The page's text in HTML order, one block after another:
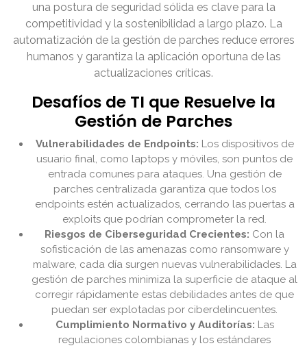
una postura de seguridad sólida es clave para la
competitividad y la sostenibilidad a largo plazo. La
automatización de la gestión de parches reduce errores
humanos y garantiza la aplicación oportuna de las
actualizaciones críticas.
Desafíos de TI que Resuelve la
Gestión de Parches
Vulnerabilidades de Endpoints: Los dispositivos de
usuario final, como laptops y móviles, son puntos de
entrada comunes para ataques. Una gestión de
parches centralizada garantiza que todos los
endpoints estén actualizados, cerrando las puertas a
exploits que podrían comprometer la red.
Riesgos de Ciberseguridad Crecientes: Con la
sofisticación de las amenazas como ransomware y
malware, cada día surgen nuevas vulnerabilidades. La
gestión de parches minimiza la superficie de ataque al
corregir rápidamente estas debilidades antes de que
puedan ser explotadas por ciberdelincuentes.
Cumplimiento Normativo y Auditorías: Las
regulaciones colombianas y los estándares